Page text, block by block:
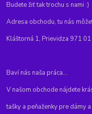
Budete žiť tak trochu s nami :)
Adresa obchodu, tu nás
Kláštorná 1, Prievidza 971 01
Baví nás naša práca...
V našom obchode nájdete
tašky a peňaženky pre dámy